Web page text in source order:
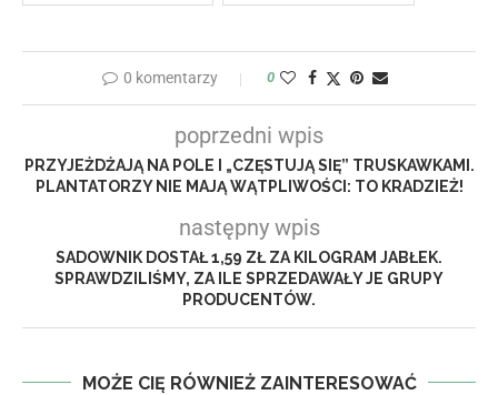
0 komentarzy 0
poprzedni wpis
PRZYJEŻDŻAJĄ NA POLE I „CZĘSTUJĄ SIĘ” TRUSKAWKAMI.
PLANTATORZY NIE MAJĄ WĄTPLIWOŚCI: TO KRADZIEŻ!
następny wpis
SADOWNIK DOSTAŁ 1,59 ZŁ ZA KILOGRAM JABŁEK.
SPRAWDZILIŚMY, ZA ILE SPRZEDAWAŁY JE GRUPY
PRODUCENTÓW.
MOŻE CIĘ RÓWNIEŻ ZAINTERESOWAĆ